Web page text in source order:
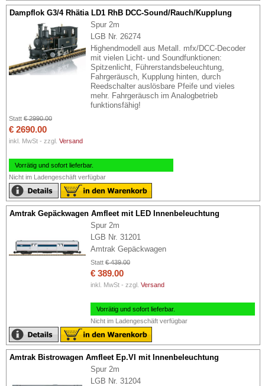
Dampflok G3/4 Rhätia LD1 RhB DCC-Sound/Rauch/Kupplung
Spur 2m
LGB Nr. 26274
Highendmodell aus Metall. mfx/DCC-Decoder
mit vielen Licht- und Soundfunktionen:
Spitzenlicht, Führerstandsbeleuchtung,
Fahrgeräusch, Kupplung hinten, durch
Reedschalter auslösbare Pfeife und vieles
mehr. Fahrgeräusch im Analogbetrieb
funktionsfähig!
Statt € 2990.00
€ 2690.00
inkl. MwSt - zzgl. Versand
Vorrätig und sofort lieferbar.
Nicht im Ladengeschäft verfügbar
Amtrak Gepäckwagen Amfleet mit LED Innenbeleuchtung
Spur 2m
LGB Nr. 31201
Amtrak Gepäckwagen
Statt € 439.00
€ 389.00
inkl. MwSt - zzgl. Versand
Vorrätig und sofort lieferbar.
Nicht im Ladengeschäft verfügbar
Amtrak Bistrowagen Amfleet Ep.VI mit Innenbeleuchtung
Spur 2m
LGB Nr. 31204